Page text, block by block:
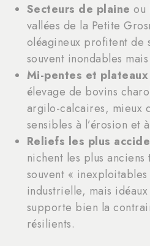
Secteurs de plaine ou
vallées de la Petite
oléagineux profitent de
souvent inondables
Mi-pentes et plateaux
élevage de bovins
argilo-calcaires, mieux
sensibles à l’érosion et à
Reliefs les plus
nichent les plus
souvent «
industrielle, mais
supporte bien la
résilients.